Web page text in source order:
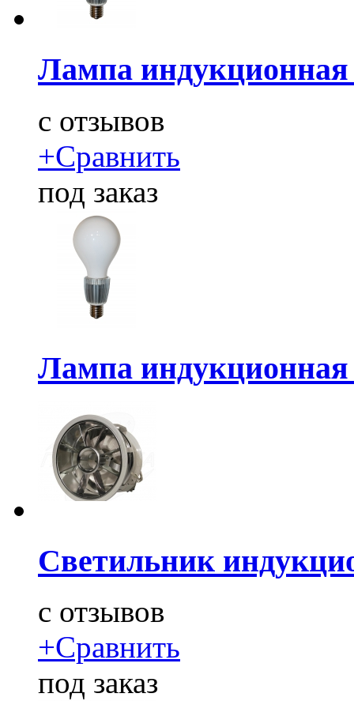
Лампа индукционная
c отзывов
+Сравнить
под заказ
Лампа индукционная
Светильник
c отзывов
+Сравнить
под заказ